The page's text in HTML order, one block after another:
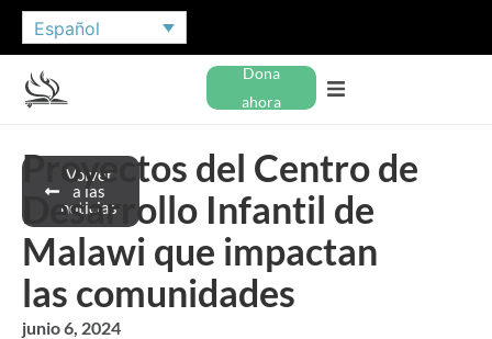
Español
Dona
ahora
Volver
a las
noticias
Proyectos del Centro de
Desarrollo Infantil de
Malawi que impactan
las comunidades
junio 6, 2024